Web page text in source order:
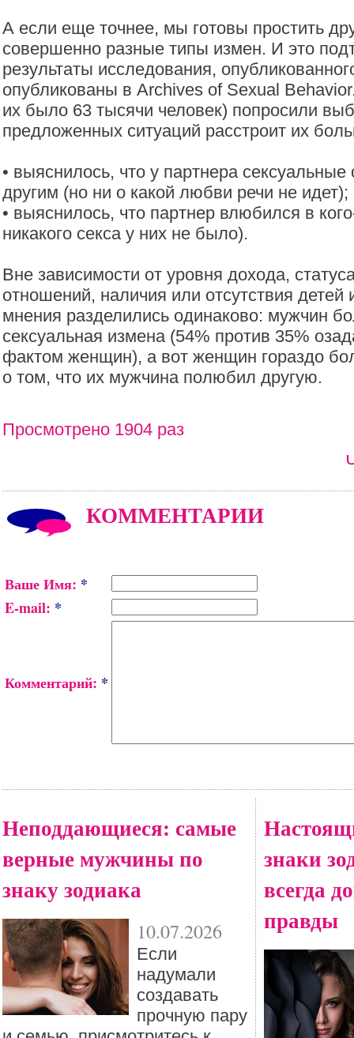
А если еще точнее, мы готовы простить
совершенно разные типы измен. И это
результаты исследования,
опубликованы в Archives of Sexual
их было 63 тысячи человек) попросили
предложенных ситуаций расстроит их
• выяснилось, что у партнера
другим (но ни о какой любви речи не идет);
• выяснилось, что партнер влюбился в
никакого секса у них не было).
Вне зависимости от уровня дохода,
отношений, наличия или отсутствия
мнения разделились одинаково: мужчин
сексуальная измена (54% против 35%
фактом женщин), а вот женщин гораздо
о том, что их мужчина полюбил другую.
Просмотрено 1904 раз
КОММЕНТАРИИ
Ваше Имя: *
E-mail: *
Комментарий: *
Неподдающиеся: самые
верные мужчины по
знаку зодиака
10.07.2026
Если
надумали
создавать
прочную пару
знаки
всегда
правды